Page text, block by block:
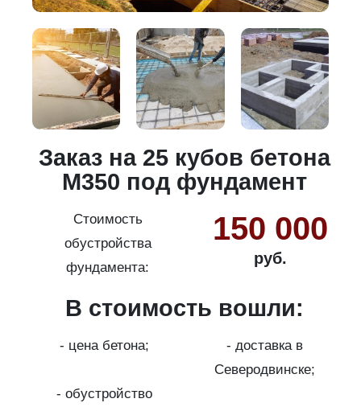
Заказ на 25 кубов бетона
М350 под фундамент
Стоимость
обустройства
фундамента:
150 000
руб.
В стоимость вошли:
- цена бетона;
- доставка в
Северодвинске;
- обустройство